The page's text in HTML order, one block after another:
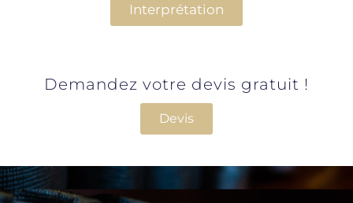
Interprétation
Demandez votre devis gratuit !
Devis